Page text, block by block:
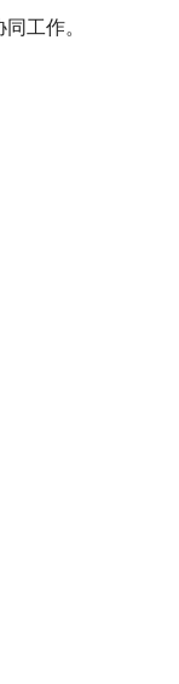
工作。